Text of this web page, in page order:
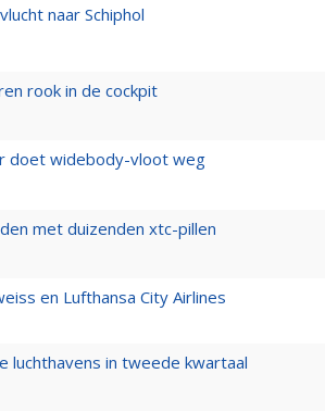
naar Schiphol
rook in de cockpit
doet widebody-vloot weg
met duizenden xtc-pillen
en Lufthansa City Airlines
luchthavens in tweede kwartaal